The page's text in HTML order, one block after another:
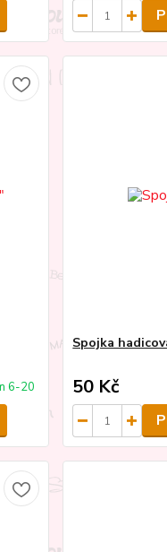
6-20
Spojka
50 Kč